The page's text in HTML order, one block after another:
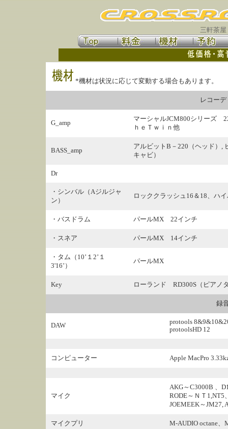
三軒茶
*機材は状況に応じて変動する場合もあります。
レコー
G_amp
マーシャルJCM800シリーズ
ｈｅＴｗｉｎ他
BASS_amp
アルビットB－220（ヘッド）,
キャビ）
Dr
・シンバル（Aジルジャ
ン）
ロッククラッシュ16＆18、ハ
・バスドラム パールMX 22インチ
・スネア パールMX 14インチ
・タム（10’１2’１
3'16’）
パールMX
Key ローランド RD300S（ピアノ
録
DAW
protools
protoolsHD 12
コンピューター Apple MacPro
マイク
AKG～C3000B 、
RODE～ＮＴ1,NT5
JOEMEEK～JM27,
マイクプリ M-AUDIO octane、